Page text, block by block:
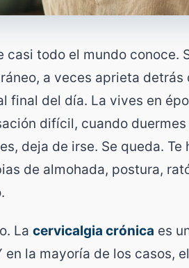
casi todo el mundo conoce.
a veces aprieta detrás
final del día. La vives en
difícil, cuando
deja de irse. Se queda. Te
de almohada, postura,
La cervicalgia crónica es
la mayoría de los casos,